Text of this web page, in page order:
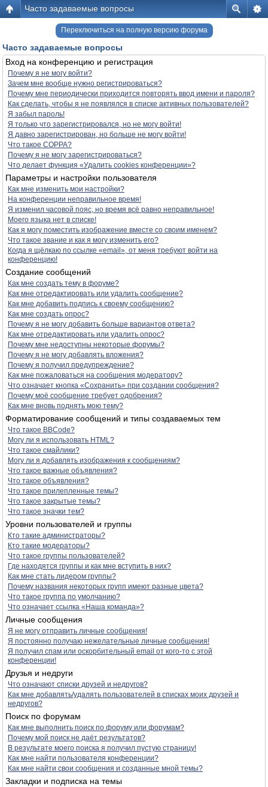
Часто задаваемые вопросы
Переключиться на полную версию форума
Часто задаваемые вопросы
Вход на конференцию и регистрация
Почему я не могу войти?
Зачем мне вообще нужно регистрироваться?
Почему мне периодически приходится повторять ввод имени и пароля?
Как сделать, чтобы я не появлялся в списке активных пользователей?
Я забыл пароль!
Я только что зарегистрировался, но не могу войти!
Я давно зарегистрирован, но больше не могу войти!
Что такое COPPA?
Почему я не могу зарегистрироваться?
Что делает функция «Удалить cookies конференции»?
Параметры и настройки пользователя
Как мне изменить мои настройки?
На конференции неправильное время!
Я изменил часовой пояс, но время всё равно неправильное!
Моего языка нет в списке!
Как я могу поместить изображение вместе со своим именем?
Что такое звание и как я могу изменить его?
Когда я щёлкаю по ссылке «email», от меня требуют войти на
конференцию!
Создание сообщений
Как мне создать тему в форуме?
Как мне отредактировать или удалить сообщение?
Как мне добавить подпись к своему сообщению?
Как мне создать опрос?
Почему я не могу добавить больше вариантов ответа?
Как мне отредактировать или удалить опрос?
Почему мне недоступны некоторые форумы?
Почему я не могу добавлять вложения?
Почему я получил предупреждение?
Как мне пожаловаться на сообщения модератору?
Что означает кнопка «Сохранить» при создании сообщения?
Почему моё сообщение требует одобрения?
Как мне вновь поднять мою тему?
Форматирование сообщений и типы создаваемых тем
Что такое BBCode?
Могу ли я использовать HTML?
Что такое смайлики?
Могу ли я добавлять изображения к сообщениям?
Что такое важные объявления?
Что такое объявления?
Что такое прилепленные темы?
Что такое закрытые темы?
Что такое значки тем?
Уровни пользователей и группы
Кто такие администраторы?
Кто такие модераторы?
Что такое группы пользователей?
Где находятся группы и как мне вступить в них?
Как мне стать лидером группы?
Почему названия некоторых групп имеют разные цвета?
Что такое группа по умолчанию?
Что означает ссылка «Наша команда»?
Личные сообщения
Я не могу отправить личные сообщения!
Я постоянно получаю нежелательные личные сообщения!
Я получил спам или оскорбительный email от кого-то с этой
конференции!
Друзья и недруги
Что означают списки друзей и недругов?
Как мне добавлять/удалять пользователей в списках моих друзей и
недругов?
Поиск по форумам
Как мне выполнить поиск по форуму или форумам?
Почему мой поиск не даёт результатов?
В результате моего поиска я получил пустую страницу!
Как мне найти пользователя конференции?
Как мне найти свои сообщения и созданные мной темы?
Закладки и подписка на темы